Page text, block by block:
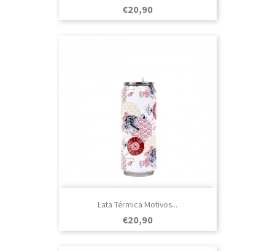
Prezo
€20,90
Lata Térmica Motivos...
Prezo
€20,90